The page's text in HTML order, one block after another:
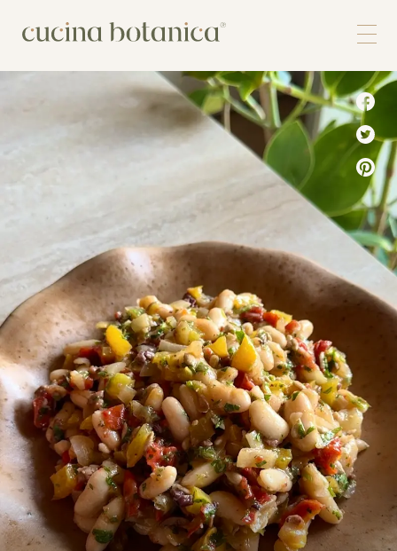
Shop
Chi siamo